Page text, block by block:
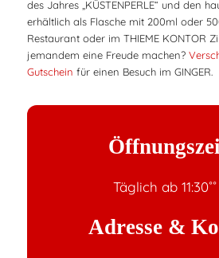
des Jahres „KÜSTENPERLE“ und den
erhältlich als Flasche mit 200ml oder
Restaurant oder im THIEME KONTOR
jemandem eine Freude machen?
Gutschein für einen Besuch im GINGER.
Täglich ab
Adresse &